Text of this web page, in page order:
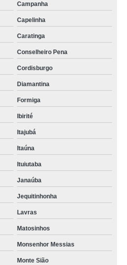
Campanha
Capelinha
Caratinga
Conselheiro Pena
Cordisburgo
Diamantina
Formiga
Ibirité
Itajubá
Itaúna
Ituiutaba
Janaúba
Jequitinhonha
Lavras
Matosinhos
Monsenhor Messias
Monte Sião